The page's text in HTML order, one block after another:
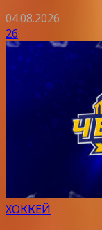
04.08.2026
26
ХОККЕЙ